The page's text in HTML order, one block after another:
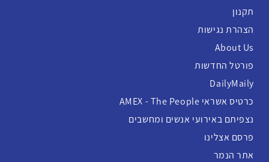
תקנון
הצהרת נגישות
About Us
פורטל החדשות
DailyMaily
כרטיס אשראי AMEX - The People
נצפיתם באירועי אנשים ומחשבים
פרסם אצלינו
אתר הנמר